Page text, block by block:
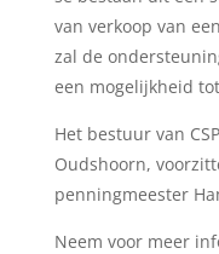
van verkoop van
zal de
een mogelijkheid
Het bestuur van
Oudshoorn,
penningmeester
Neem voor meer